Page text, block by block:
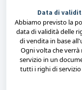
Data di
Abbiamo previsto la
data di validità delle
di vendita in base
Ogni volta che
servizio in un
tutti i righi di